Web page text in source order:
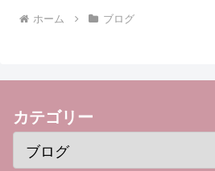
ホーム ブログ
カテゴリー